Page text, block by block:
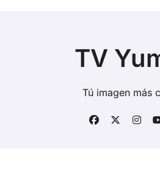
TV
Tú imagen más